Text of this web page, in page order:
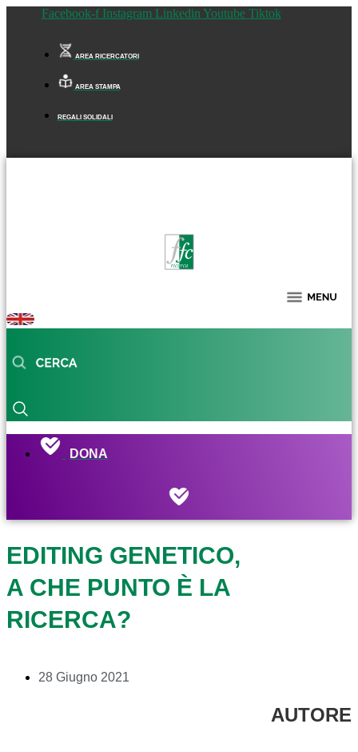
Facebook-f Instagram Linkedin Youtube Tiktok
AREA RICERCATORI
AREA STAMPA
REGALI SOLIDALI
DONA
EDITING GENETICO,
A CHE PUNTO È LA
RICERCA?
28 Giugno 2021
AUTORE